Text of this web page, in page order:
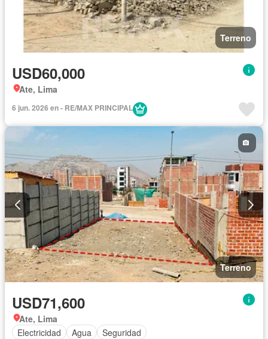
Terreno
USD60,000
Ate, Lima
6 jun. 2026 en - RE/MAX PRINCIPAL
Terreno
USD71,600
Ate, Lima
Electricidad
Agua Seguridad